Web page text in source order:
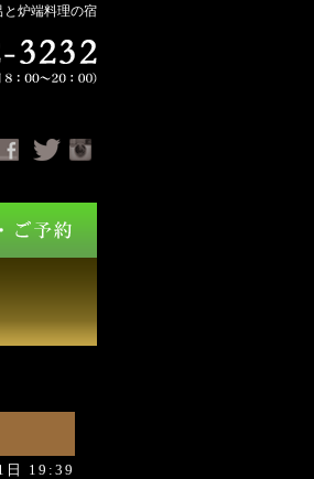
炉端料理の宿
日 19:39